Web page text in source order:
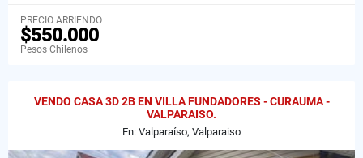
PRECIO ARRIENDO
$550.000
Pesos Chilenos
VENDO CASA 3D 2B EN VILLA FUNDADORES - CURAUMA -
VALPARAISO.
En: Valparaíso, Valparaiso